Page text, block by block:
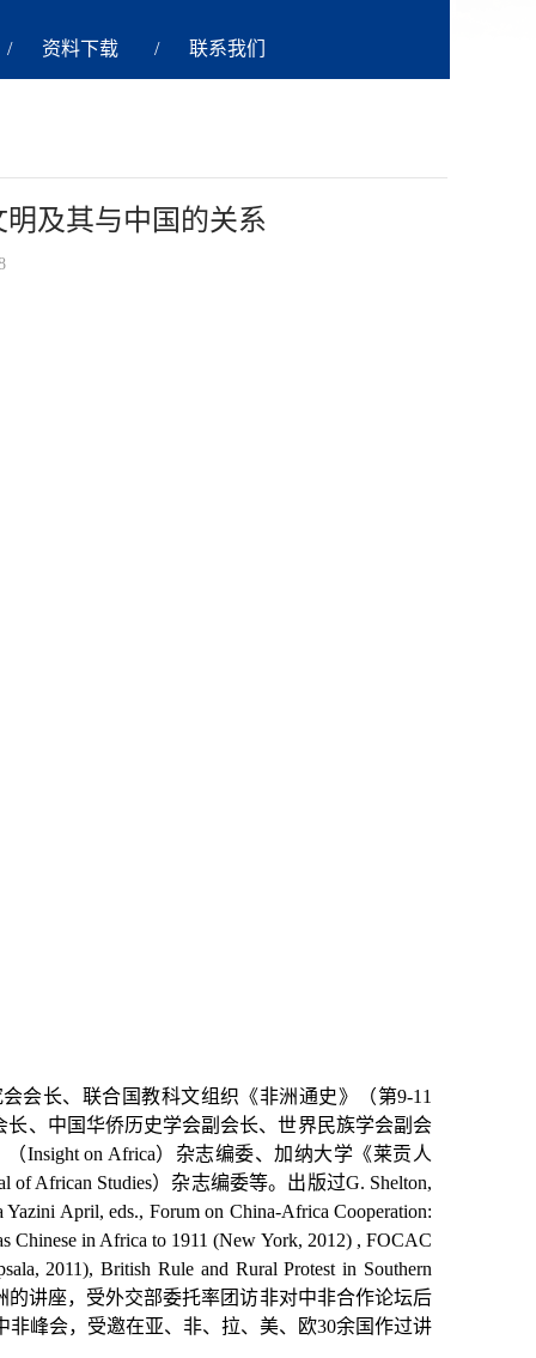
/ 资料下载 / 联系我们
及其与中国的关系
会长、联合国教科文组织《非洲通史》（第9-11
、中国华侨历史学会副会长、世界民族学会副会
（Insight on Africa）杂志编委、加纳大学《莱贡人
of African Studies）杂志编委等。出版过G. Shelton,
April, eds., Forum on China-Africa Cooperation:
Chinese in Africa to 1911 (New York, 2012) , FOCAC
2011), British Rule and Rural Protest in Southern
讲座，受外交部委托率团访非对中非合作论坛后
非峰会，受邀在亚、非、拉、美、欧30余国作过讲